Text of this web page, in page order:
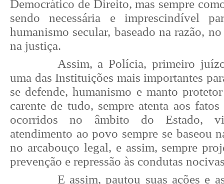
Democrático de Direito, mas sempre
sendo necessária e imprescindível
humanismo secular, baseado na razão,
na justiça.
Assim, a Polícia, primeiro
uma das Instituições mais importantes
se defende, humanismo e manto
carente de tudo, sempre atenta aos
ocorridos no âmbito do Estado,
atendimento ao povo sempre se baseou
no arcabouço legal, e assim, sempre
prevenção e repressão às condutas
E assim, pautou suas ações e